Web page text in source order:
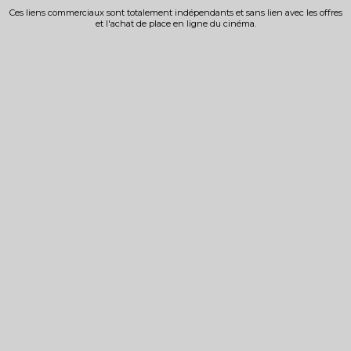
Ces liens commerciaux sont totalement indépendants et sans lien avec les offres
et l'achat de place en ligne du cinéma.